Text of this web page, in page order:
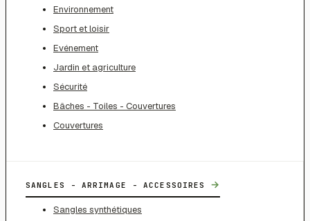
Environnement
Sport et loisir
Evénement
Jardin et agriculture
Sécurité
Bâches - Toiles - Couvertures
Couvertures
SANGLES - ARRIMAGE - ACCESSOIRES →
Sangles synthétiques